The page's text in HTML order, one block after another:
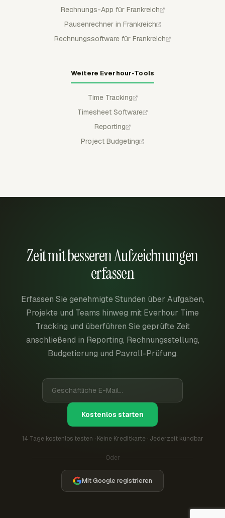
Rechnungs-App für Frankreich
Pausenrechner in Frankreich
Rechnungssoftware für Frankreich
Weitere Everhour-Tools
Time Tracking
Timesheet Software
Reporting
Project Budgeting
Zeit mit besseren Aufzeichnungen
erfassen
Erfassen Sie genehmigte Stunden über Aufgaben,
Projekte und Teams hinweg mit Everhour Time
Tracking und überführen Sie geprüfte Zeit
anschließend in Reporting, Rechnungsstellung,
Budgetierung und Payroll-Prüfung.
Kostenlos starten
14 Tage kostenlos testen · Keine Kreditkarte · Jederzeit kündbar
Oder
Mit Google registrieren